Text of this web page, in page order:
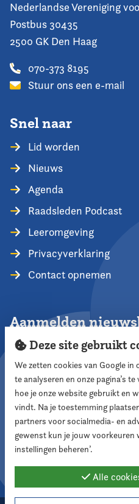
Nederlandse Vereniging
Postbus 30435
2500 GK Den Haag
070-373 8195
Stuur ons een e-mail
Snel naar
Lid worden
Nieuws
Agenda
Raadsleden Podcast
Leeromgeving
Privacyverklaring
Contact opnemen
Aanmelden
Aanmelden
Volg ons
Deze site gebruikt
We zetten cookies van Google
te analyseren en onze pagina’s
hoe je onze website gebruikt en
vindt. Na je toestemming
partners voor socialmedia- en
gewenst kun je jouw voorkeuren
instellingen beheren’.
Alle